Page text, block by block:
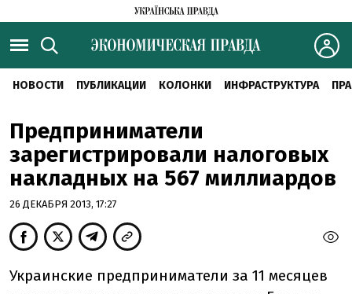
НОВОСТИ ПУБЛИКАЦИИ КОЛОНКИ ИНФРАСТРУКТУРА
Предприниматели
зарегистрировали налоговых
накладных на 567 миллиардов
26 ДЕКАБРЯ 2013, 17:27
Украинские предприниматели за 11 месяцев